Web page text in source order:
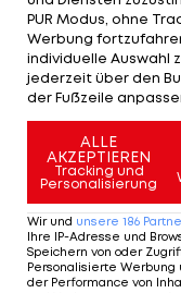
vorbei. Durch die
Gora und des
d'Ampezzo hatte
Bei allem Ärger
versteht
vorzeitigen
Kranjska Gora
Ausbreitung des
PUR Modus, ohne
Werbung
individuelle Auswahl
jederzeit über den
der Fußzeile
ALLE
AKZEPTIEREN
Tracking und
Personalisierung
Wir und unsere 186
Ihre IP-Adresse und
Speichern von oder
Personalisierte
der Performance von